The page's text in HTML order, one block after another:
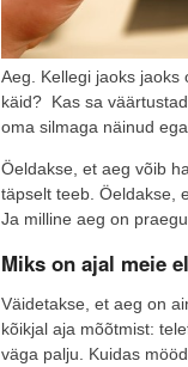
Aeg. Kellegi jaoks
käid? Kas sa
oma silmaga näinud
Öeldakse, et aeg võib
täpselt teeb. Öeldakse,
Ja milline aeg on
Miks on ajal meie
Väidetakse, et aeg on
kõikjal aja mõõtmist:
väga palju. Kuidas